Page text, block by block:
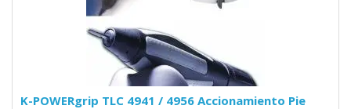
K-POWERgrip TLC 4941 / 4956 Accionamiento Pie